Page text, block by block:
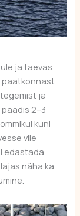
ja taevas
paatkonnast
ja
2–3
kuni
viie
edastada
näha ka